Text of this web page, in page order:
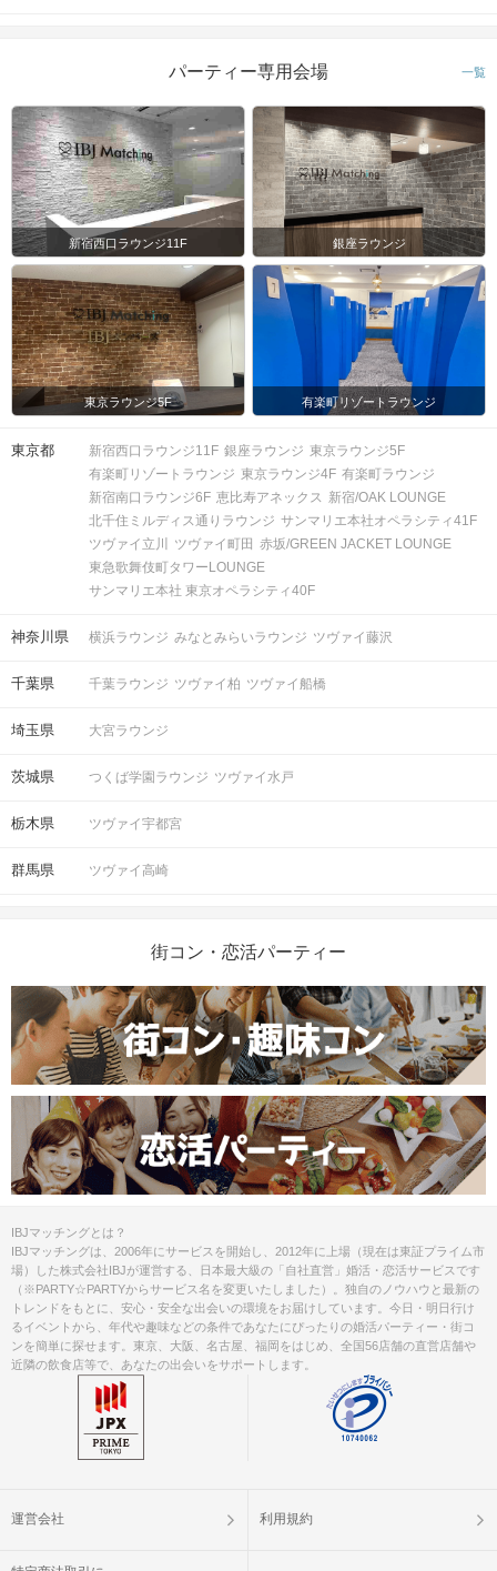
パーティー専用会場 一覧
新宿西口ラウンジ11F 銀座ラウンジ
東京ラウンジ5F 有楽町リゾートラウンジ
東京都 新宿西口ラウンジ11F 銀座ラウンジ 東京ラウンジ5F
有楽町リゾートラウンジ 東京ラウンジ4F 有楽町ラウンジ
新宿南口ラウンジ6F 恵比寿アネックス 新宿/OAK LOUNGE
北千住ミルディス通りラウンジ サンマリエ本社オペラシティ41F
ツヴァイ立川
ツヴァイ町田 赤坂/GREEN JACKET LOUNGE
東急歌舞伎町タワーLOUNGE
サンマリエ本社 東京オペラシティ40F
神奈川県 横浜ラウンジ みなとみらいラウンジ ツヴァイ藤沢
千葉県 千葉ラウンジ ツヴァイ柏 ツヴァイ船橋
埼玉県 大宮ラウンジ
茨城県 つくば学園ラウンジ ツヴァイ水戸
栃木県 ツヴァイ宇都宮
群馬県 ツヴァイ高崎
街コン・恋活パーティー
IBJマッチングとは？
IBJマッチングは、2006年にサービスを開始し、2012年に上場（現在は東証プライム市
場）した株式会社IBJが運営する、日本最大級の「自社直営」婚活・恋活サービスです
（※PARTY☆PARTYからサービス名を変更いたしました）。独自のノウハウと最新の
トレンドをもとに、安心・安全な出会いの環境をお届けしています。今日・明日行け
るイベントから、年代や趣味などの条件であなたにぴったりの婚活パーティー・街コ
ンを簡単に探せます。東京、大阪、名古屋、福岡をはじめ、全国56店舗の直営店舗や
近隣の飲食店等で、あなたの出会いをサポートします。
運営会社 利用規約